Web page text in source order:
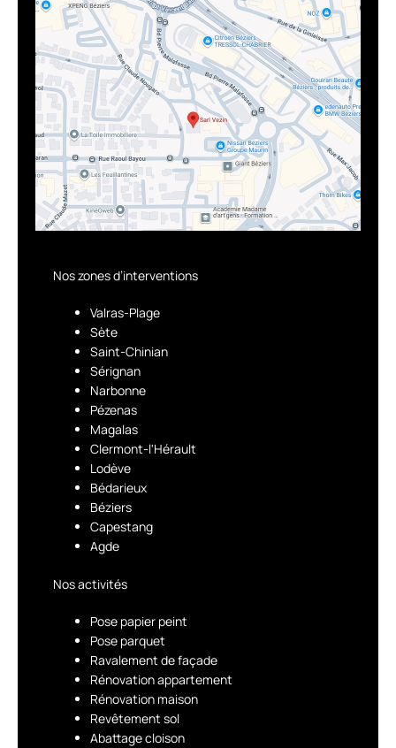
Nos zones d’interventions
Valras-Plage
Sète
Saint-Chinian
Sérignan
Narbonne
Pézenas
Magalas
Clermont-l'Hérault
Lodève
Bédarieux
Béziers
Capestang
Agde
Nos activités
Pose papier peint
Pose parquet
Ravalement de façade
Rénovation appartement
Rénovation maison
Revêtement sol
Abattage cloison